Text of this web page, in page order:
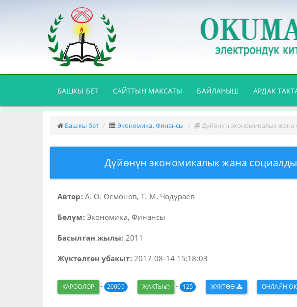
БАШКЫ БЕТ(CURRENT)
САЙТТЫН МАКСАТЫ БАЙЛАНЫШ АРДАК
Башкы бет Экономика, Финансы Дүйөнүн экономикалык жана
Дүйөнүн экономикалык жана
Автор:А. О. Осмонов, Т. М. Чодураев
Бөлүм:Экономика, Финансы
Басылган жылы: 2011
Жүктөлгөн убакыт:2017-08-14 15:18:03
КАРООЛОР - 20009 ЖАКТЫ - 125 ЖҮКТӨӨ ОНЛАЙН